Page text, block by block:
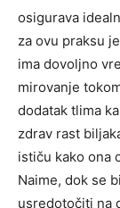
osigurava
za ovu praksu
ima dovoljno
mirovanje
dodatak tlima
zdrav rast
ističu kako ona
Naime, dok se
usredotočiti na